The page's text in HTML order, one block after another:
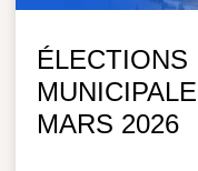
ÉLECTIONS
MARS 2026